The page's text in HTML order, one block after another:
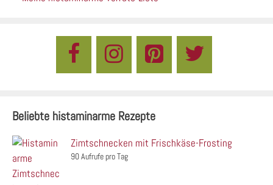
Beliebte histaminarme Rezepte
Zimtschnecken mit Frischkäse-Frosting
90 Aufrufe pro Tag